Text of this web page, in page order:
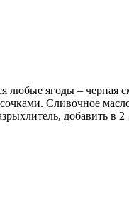
любые ягоды – черная
Сливочное
добавить в